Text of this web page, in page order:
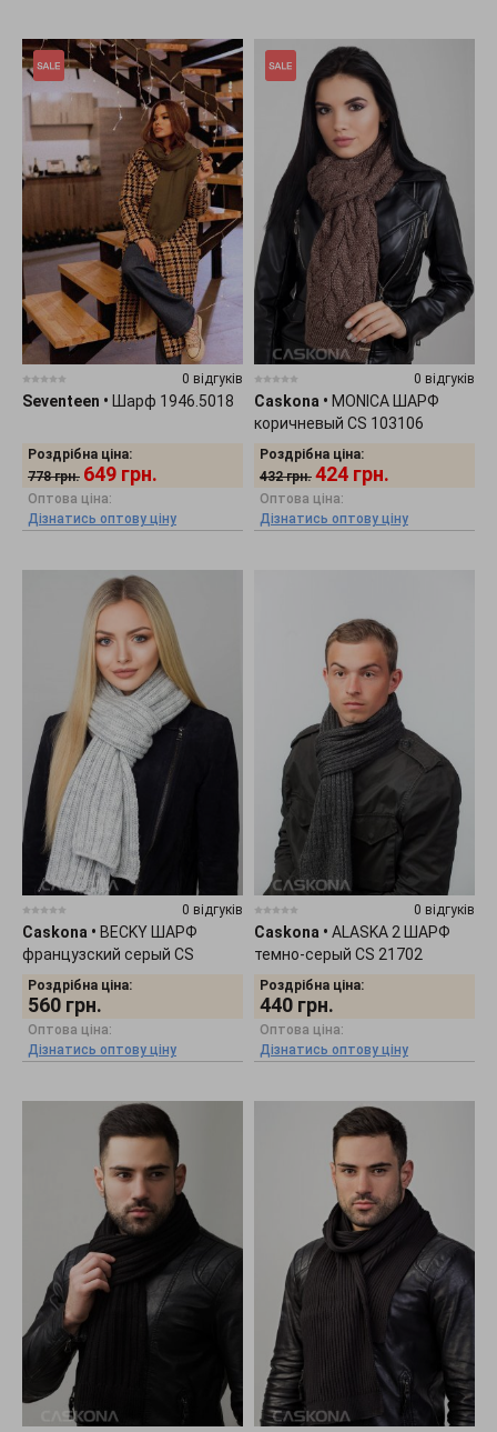
0 відгуків
Seventeen • Шарф 1946.5018
Роздрібна ціна:
778 грн. 649 грн.
Оптова ціна:
Дізнатись оптову ціну
0 відгуків
Caskona • MONICA ШАРФ
коричневый CS 103106
Роздрібна ціна:
432 грн. 424 грн.
Оптова ціна:
Дізнатись оптову ціну
0 відгуків
Caskona • BECKY ШАРФ
французский серый CS
106618
Роздрібна ціна:
560 грн.
Оптова ціна:
Дізнатись оптову ціну
0 відгуків
Caskona • ALASKA 2 ШАРФ
темно-серый CS 21702
Роздрібна ціна:
440 грн.
Оптова ціна:
Дізнатись оптову ціну